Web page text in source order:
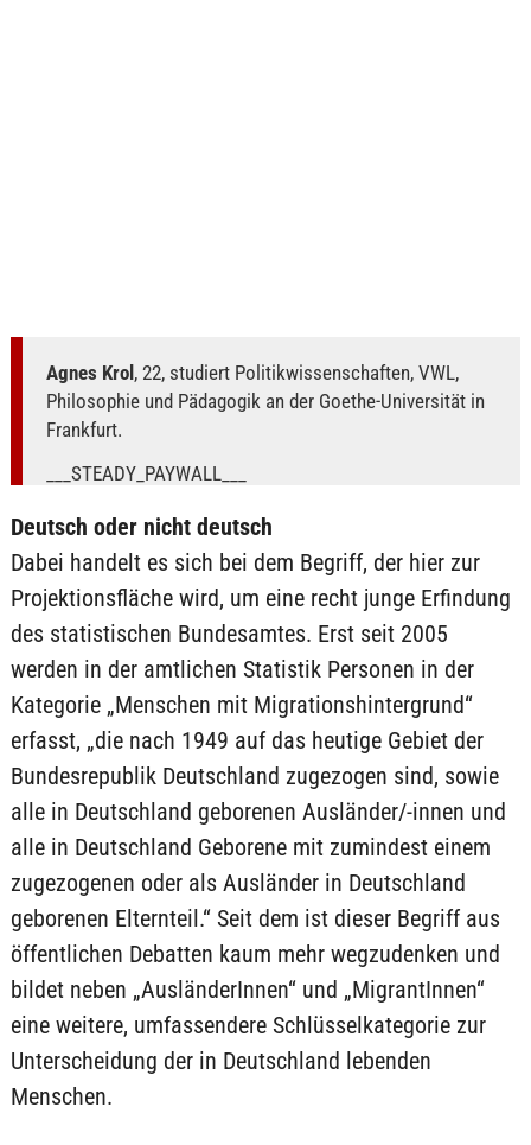
Agnes Krol , 22, studiert Politikwissenschaften, VWL,
Philosophie und Pädagogik an der Goethe-Universität in
Frankfurt.
___STEADY_PAYWALL___
Deutsch oder nicht deutsch
Dabei handelt es sich bei dem Begriff, der hier zur
Projektionsfläche wird, um eine recht junge Erfindung
des statistischen Bundesamtes. Erst seit 2005
werden in der amtlichen Statistik Personen in der
Kategorie „Menschen mit Migrationshintergrund“
erfasst, „die nach 1949 auf das heutige Gebiet der
Bundesrepublik Deutschland zugezogen sind, sowie
alle in Deutschland geborenen Ausländer/-innen und
alle in Deutschland Geborene mit zumindest einem
zugezogenen oder als Ausländer in Deutschland
geborenen Elternteil.“ Seit dem ist dieser Begriff aus
öffentlichen Debatten kaum mehr wegzudenken und
bildet neben „AusländerInnen“ und „MigrantInnen“
eine weitere, umfassendere Schlüsselkategorie zur
Unterscheidung der in Deutschland lebenden
Menschen.